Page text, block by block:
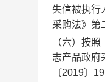
失信被执行
采购法》第
（六） 按照
志产品政府
〔2019〕 19